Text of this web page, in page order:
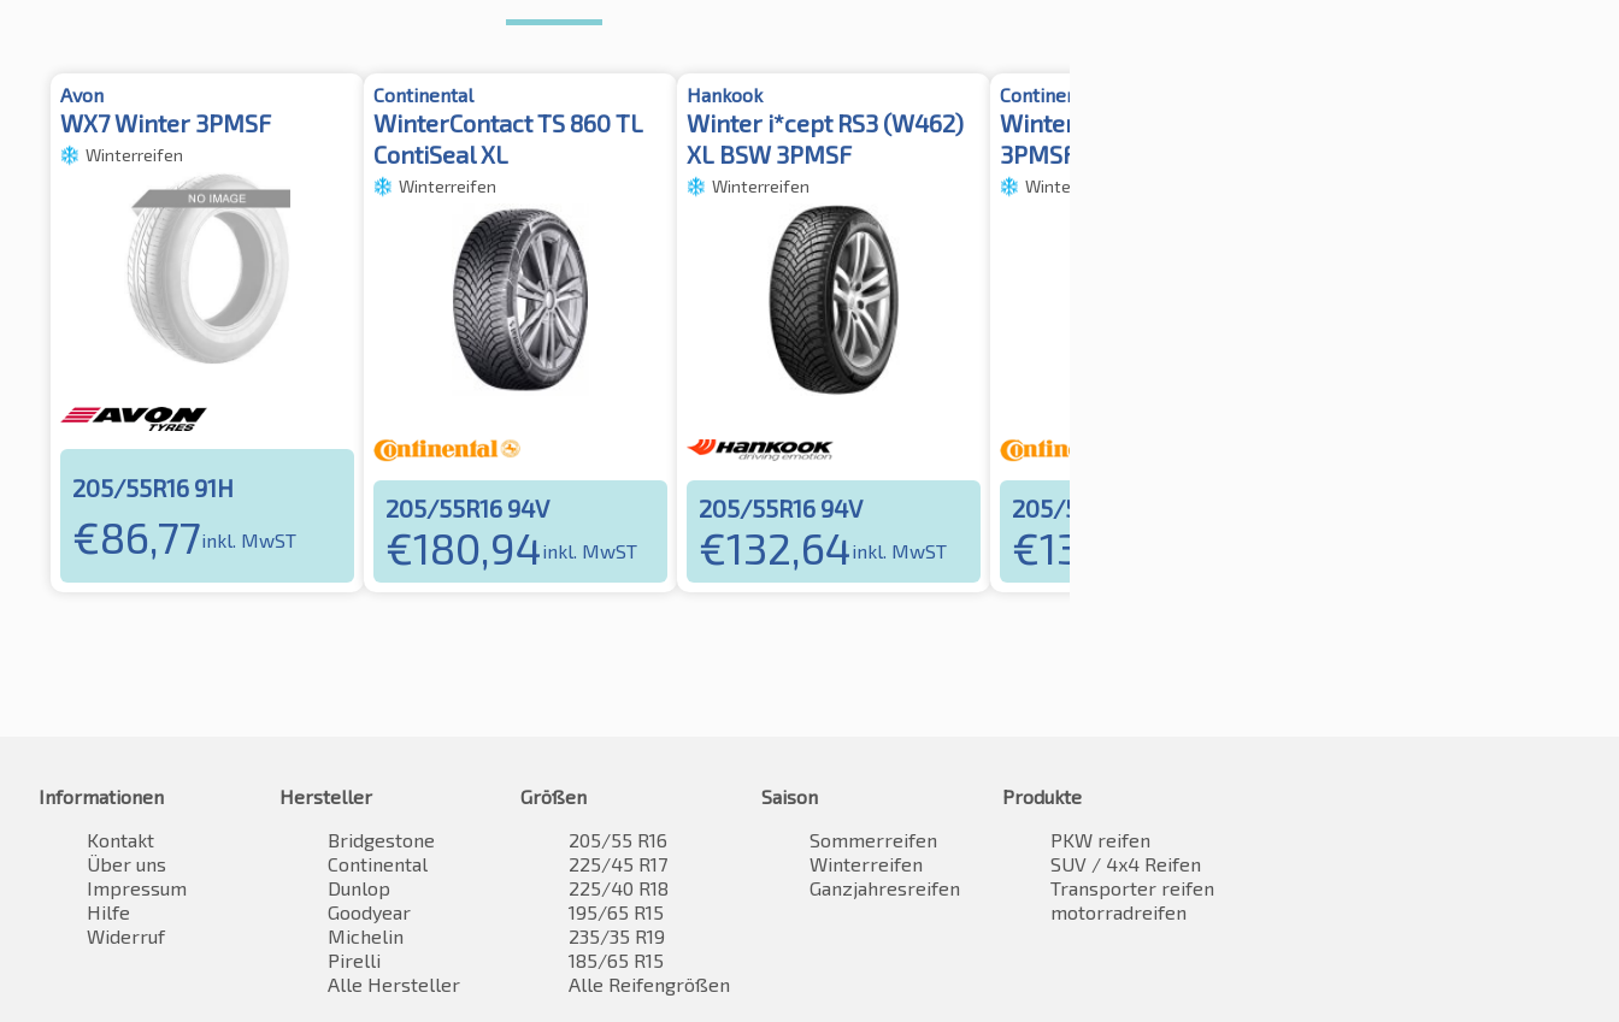
Avon
WX7 Winter 3PMSF
Winterreifen
205/55R16 91H
€86,77inkl. MwST
Continental
WinterContact TS 860 TL
ContiSeal XL
Winterreifen
205/55R16 94V
€180,94inkl. MwST
Hankook
Winter i*cept RS3 (W462)
XL BSW 3PMSF
Winterreifen
205/55R16 94V
€132,64inkl. MwST
Continental
WinterContact TS 870 XL
3PMSF
Winterreifen
205/55R16 94V
€130,39
Informationen
Kontakt
Über uns
Impressum
Hilfe
Widerruf
Hersteller
Bridgestone
Continental
Dunlop
Goodyear
Michelin
Pirelli
Alle Hersteller
Größen
205/55 R16
225/45 R17
225/40 R18
195/65 R15
235/35 R19
185/65 R15
Alle Reifengrößen
Saison
Sommerreifen
Winterreifen
Ganzjahresreifen
Produkte
PKW reifen
SUV / 4x4 Reifen
Transporter reifen
motorradreifen